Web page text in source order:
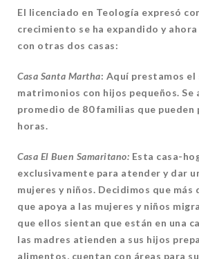
El licenciado en Teología expresó
crecimiento se ha expandido y
con otras dos casas:
Casa Santa Martha: Aquí prestamos el
matrimonios con hijos pequeños. Se
promedio de 80 familias que pueden
horas.
Casa El Buen Samaritano: Esta casa-
exclusivamente para atender y dar
mujeres y niños. Decidimos que más
que apoya a las mujeres y niños
que ellos sientan que están en una
las madres atienden a sus hijos
alimentos, cuentan con áreas para